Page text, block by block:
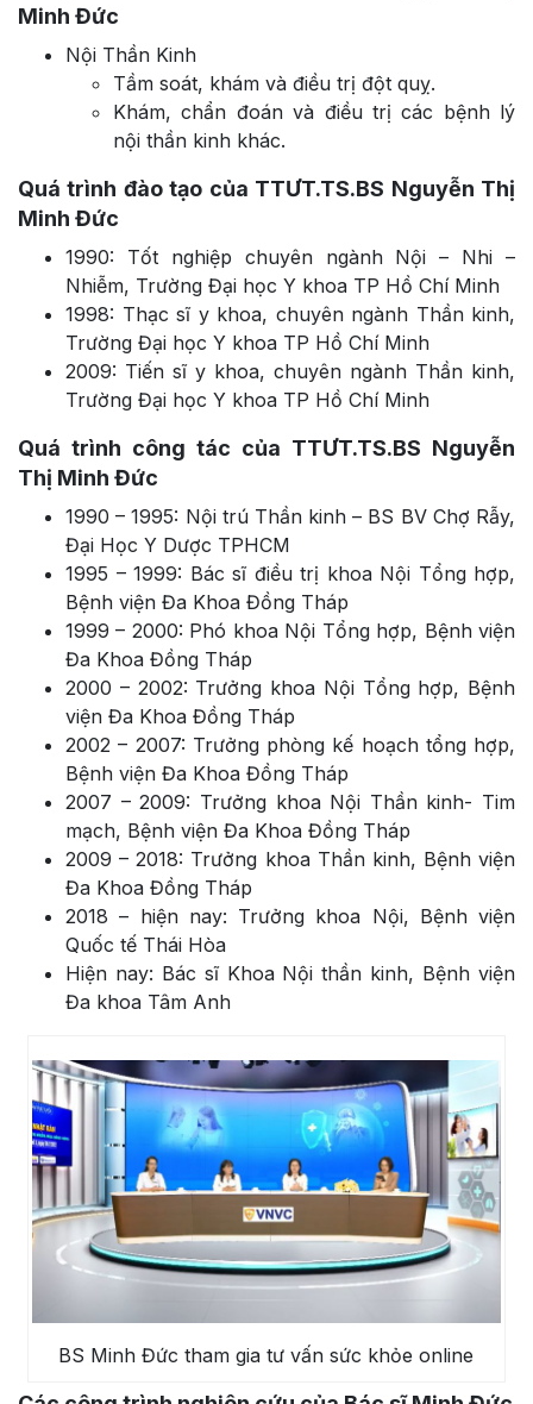
Minh Đức
Nội Thần Kinh
Tầm soát, khám và điều trị đột quỵ.
Khám, chẩn đoán và điều trị các bệnh lý
nội thần kinh khác.
Quá trình đào tạo của TTƯT.TS.BS Nguyễn Thị
Minh Đức
1990: Tốt nghiệp chuyên ngành Nội – Nhi –
Nhiễm, Trường Đại học Y khoa TP Hồ Chí Minh
1998: Thạc sĩ y khoa, chuyên ngành Thần kinh,
Trường Đại học Y khoa TP Hồ Chí Minh
2009: Tiến sĩ y khoa, chuyên ngành Thần kinh,
Trường Đại học Y khoa TP Hồ Chí Minh
Quá trình công tác của TTƯT.TS.BS Nguyễn
Thị Minh Đức
1990 – 1995: Nội trú Thần kinh – BS BV Chợ Rẫy,
Đại Học Y Dược TPHCM
1995 – 1999: Bác sĩ điều trị khoa Nội Tổng hợp,
Bệnh viện Đa Khoa Đồng Tháp
1999 – 2000: Phó khoa Nội Tổng hợp, Bệnh viện
Đa Khoa Đồng Tháp
2000 – 2002: Trưởng khoa Nội Tổng hợp, Bệnh
viện Đa Khoa Đồng Tháp
2002 – 2007: Trưởng phòng kế hoạch tổng hợp,
Bệnh viện Đa Khoa Đồng Tháp
2007 – 2009: Trưởng khoa Nội Thần kinh- Tim
mạch, Bệnh viện Đa Khoa Đồng Tháp
2009 – 2018: Trưởng khoa Thần kinh, Bệnh viện
Đa Khoa Đồng Tháp
2018 – hiện nay: Trưởng khoa Nội, Bệnh viện
Quốc tế Thái Hòa
Hiện nay: Bác sĩ Khoa Nội thần kinh, Bệnh viện
Đa khoa Tâm Anh
BS Minh Đức tham gia tư vấn sức khỏe online